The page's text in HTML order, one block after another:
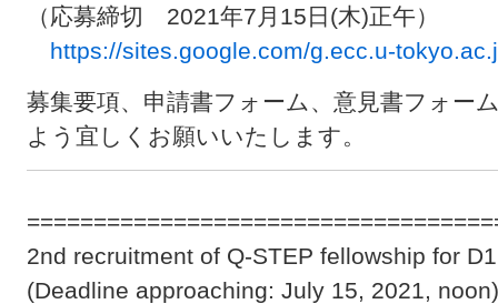
（応募締切 2021年7月15日(木)正午）
https://sites.google.com/g.ecc.u-
募集要項、申請書フォーム、意見書フォー
よう宜しくお願いいたします。
2nd recruitment of Q-STEP fellowship for
(Deadline approaching: July 15, 2021, noon)